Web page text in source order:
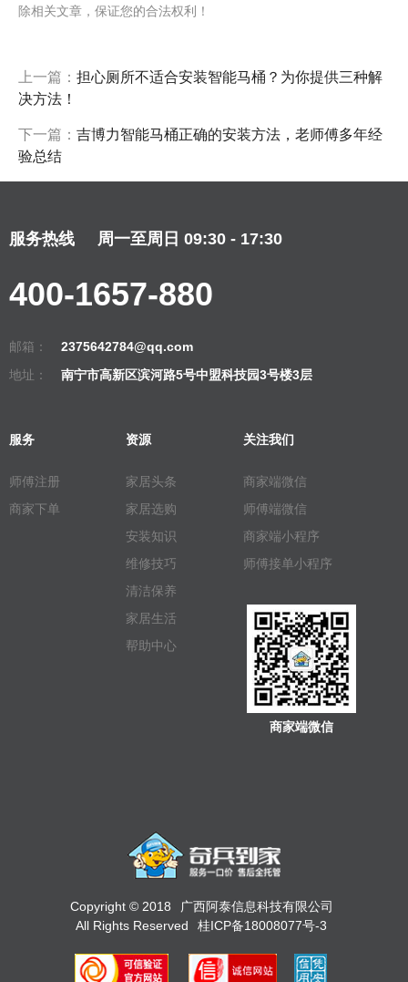
除相关文章，保证您的合法权利！
上一篇： 担心厕所不适合安装智能马桶？为你提供三种解
决方法！
下一篇： 吉博力智能马桶正确的安装方法，老师傅多年经
验总结
服务热线 周一至周日 09:30 - 17:30
400-1657-880
邮箱：
2375642784@qq.com
地址：
南宁市高新区滨河路5号中盟科技园3号楼3层
服务
师傅注册
商家下单
资源
家居头条
家居选购
安装知识
维修技巧
清洁保养
家居生活
帮助中心
关注我们
商家端微信
师傅端微信
商家端小程序
师傅接单小程序
商家端微信
Copyright © 2018
广西阿泰信息科技有限公司
All Rights Reserved
桂ICP备18008077号-3